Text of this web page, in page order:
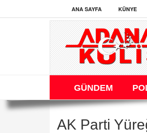
ANA SAYFA KÜNYE
GÜNDEM
AK Parti